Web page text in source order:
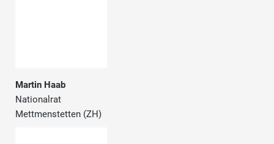
Martin Haab
Nationalrat
Mettmenstetten (ZH)